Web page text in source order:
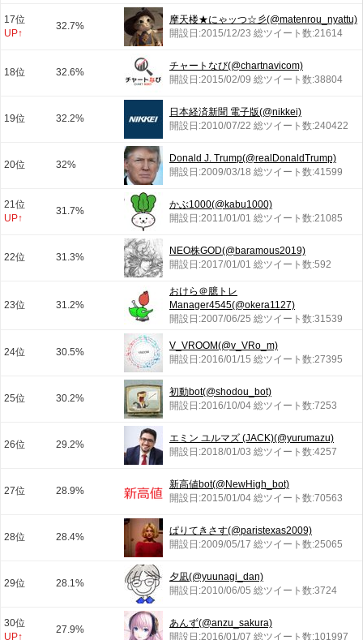
17位
UP↑
32.7%
摩天楼★にゃッつ☆彡(@matenrou_nyattu)
開設日:2015/12/23 総ツイート数:21614
18位 32.6%
チャートなび(@chartnavicom)
開設日:2015/02/09 総ツイート数:38804
19位 32.2%
日本経済新聞 電子版(@nikkei)
開設日:2010/07/22 総ツイート数:240422
20位 32%
Donald J. Trump(@realDonaldTrump)
開設日:2009/03/18 総ツイート数:41599
21位
UP↑
31.7%
かぶ1000(@kabu1000)
開設日:2011/01/01 総ツイート数:21085
22位 31.3%
NEO株GOD(@baramous2019)
開設日:2017/01/01 総ツイート数:592
23位 31.2%
おけら＠臆トレ
Manager4545(@okera1127)
開設日:2007/06/25 総ツイート数:31539
24位 30.5%
V_VROOM(@v_VRo_m)
開設日:2016/01/15 総ツイート数:27395
25位 30.2%
初動bot(@shodou_bot)
開設日:2016/10/04 総ツイート数:7253
26位 29.2%
エミン ユルマズ (JACK)(@yurumazu)
開設日:2018/01/03 総ツイート数:4257
27位 28.9%
新高値bot(@NewHigh_bot)
開設日:2015/01/04 総ツイート数:70563
28位 28.4%
ぱりてきさす(@paristexas2009)
開設日:2009/05/17 総ツイート数:25065
29位 28.1%
夕凪(@yuunagi_dan)
開設日:2010/06/05 総ツイート数:3724
30位
UP↑
27.9%
あんず(@anzu_sakura)
開設日:2016/01/07 総ツイート数:101997